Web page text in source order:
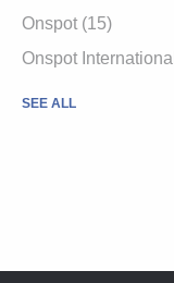
Onspot (15)
Onspot International
SEE ALL